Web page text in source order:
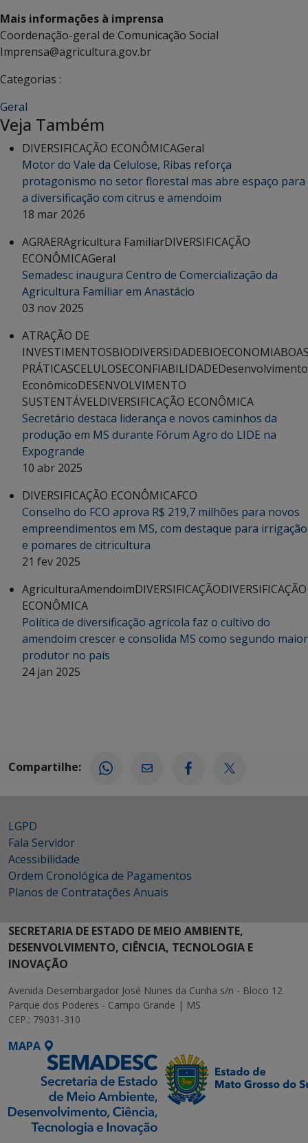
Mais informações à imprensa
Coordenação-geral de Comunicação Social
Imprensa@agricultura.gov.br
Categorias :
Geral
Veja Também
DIVERSIFICAÇÃO ECONÔMICAGeral
Motor do Vale da Celulose, Ribas reforça
protagonismo no setor florestal mas abre espaço para
a diversificação com citrus e amendoim
18 mar 2026
AGRAERAgricultura FamiliarDIVERSIFICAÇÃO
ECONÔMICAGeral
Semadesc inaugura Centro de Comercialização da
Agricultura Familiar em Anastácio
03 nov 2025
ATRAÇÃO DE
INVESTIMENTOSBIODIVERSIDADEBIOECONOMIA
PRÁTICASCELULOSECONFIABILIDADEDesenvolvimento
EconômicoDESENVOLVIMENTO
SUSTENTÁVELDIVERSIFICAÇÃO ECONÔMICA
Secretário destaca liderança e novos caminhos da
produção em MS durante Fórum Agro do LIDE na
Expogrande
10 abr 2025
DIVERSIFICAÇÃO ECONÔMICAFCO
Conselho do FCO aprova R$ 219,7 milhões para novos
empreendimentos em MS, com destaque para irrigação
e pomares de citricultura
21 fev 2025
AgriculturaAmendoimDIVERSIFICAÇÃODIVERSIFICAÇÃO
ECONÔMICA
Política de diversificação agrícola faz o cultivo do
amendoim crescer e consolida MS como segundo maior
produtor no país
24 jan 2025
Compartilhe:
LGPD
Fala Servidor
Acessibilidade
Ordem Cronológica de Pagamentos
Planos de Contratações Anuais
SECRETARIA DE ESTADO DE MEIO AMBIENTE,
DESENVOLVIMENTO, CIÊNCIA, TECNOLOGIA E
INOVAÇÃO
Avenida Desembargador José Nunes da Cunha s/n - Bloco 12
Parque dos Poderes - Campo Grande | MS
CEP.: 79031-310
MAPA